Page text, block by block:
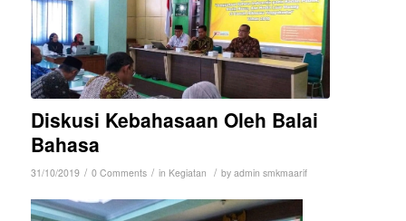
Diskusi Kebahasaan Oleh Balai
Bahasa
31/10/2019 / 0 Comments / in Kegiatan / by admin smkmaarif